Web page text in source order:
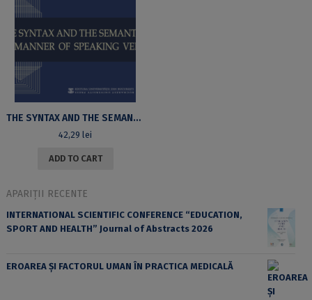
THE SYNTAX AND THE SEMANTICS OF MANNER OF SPEAKING VERBS
42,29lei
ADD TO CART
APARIȚII RECENTE
INTERNATIONAL SCIENTIFIC CONFERENCE “EDUCATION,
SPORT AND HEALTH” Journal of Abstracts 2026
EROAREA ȘI FACTORUL UMAN ÎN PRACTICA MEDICALĂ